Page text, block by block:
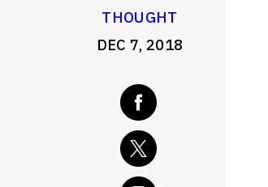
THOUGHT
DEC 7, 2018